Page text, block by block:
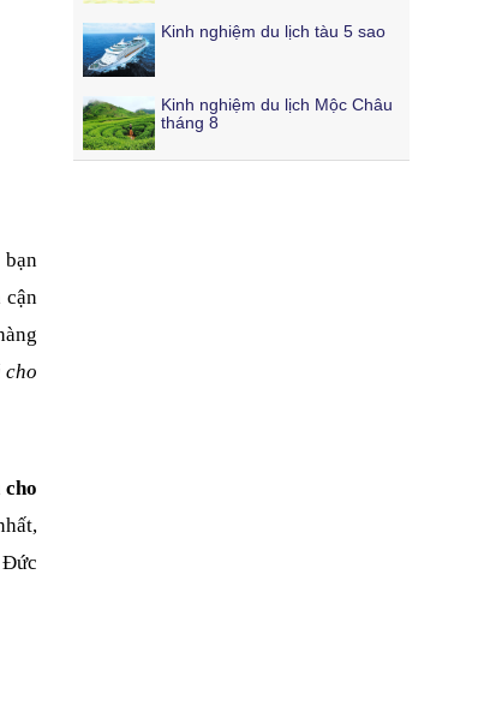
cận
cho
cho
Kinh nghiệm du lịch tàu 5 sao
Kinh nghiệm du lịch Mộc Châu
tháng 8